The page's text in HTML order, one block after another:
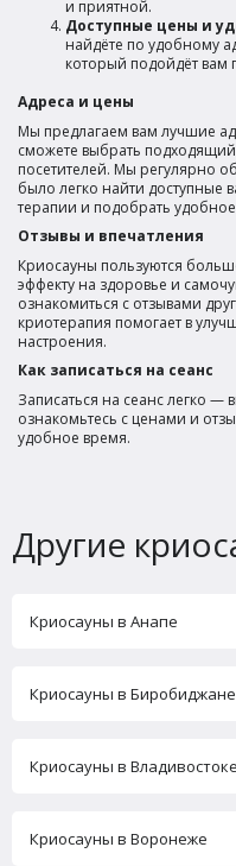
и приятной.
Доступные цены и
найдёте по удобному
который подойдёт вам
Адреса и цены
Мы предлагаем вам лучшие
сможете выбрать
посетителей. Мы регулярно
было легко найти доступные
терапии и подобрать
Отзывы и впечатления
Криосауны пользуются
эффекту на здоровье и
ознакомиться с отзывами
криотерапия помогает в
настроения.
Как записаться на сеанс
Записаться на сеанс легко
ознакомьтесь с ценами и
удобное время.
Другие
Криосауны в Анапе
Криосауны в Биробиджане
Криосауны в Владивостоке
Криосауны в Воронеже